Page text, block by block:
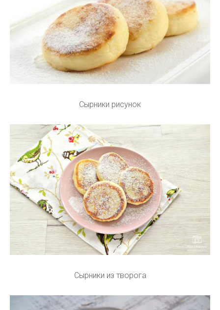
Сырники рисунок
Сырники из творога